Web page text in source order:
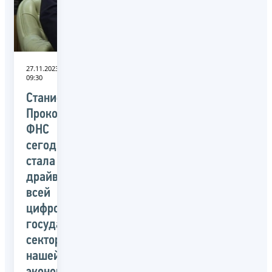
27.11.2023
09:30
Станислав
Прокофьев:
ФНС
сегодня
стала
драйвером
всей
цифровизации
государственного
сектора
нашей